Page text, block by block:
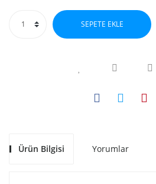
SEPETE EKLE
Ürün Bilgisi Yorumlar